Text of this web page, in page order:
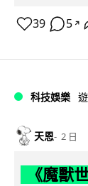
39 5 ↗
科技娛樂
天恩 2 日
《魔獸